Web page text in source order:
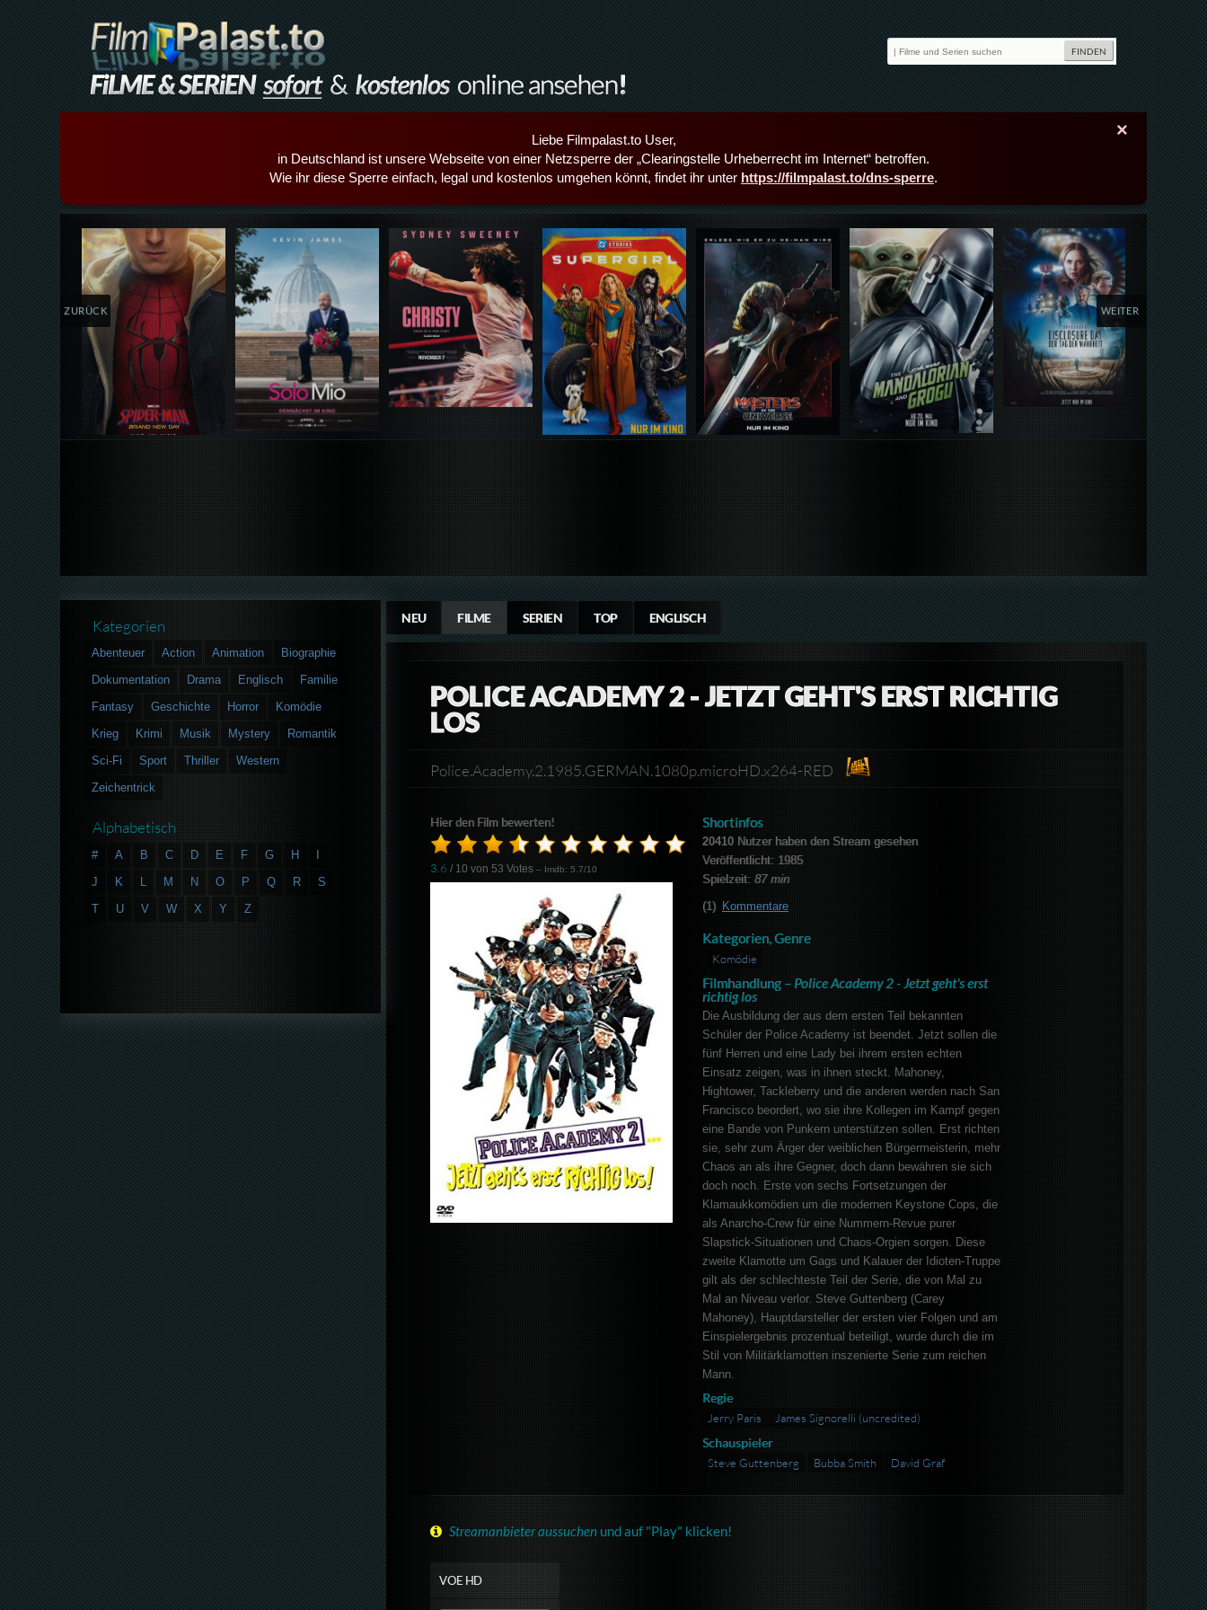
×
Liebe Filmpalast.to User,
in Deutschland ist unsere Webseite von einer Netzsperre der „Clearingstelle Urheberrecht im Internet“ betroffen.
Wie ihr diese Sperre einfach, legal und kostenlos umgehen könnt, findet ihr unter https://filmpalast.to/dns-sperre.
Details,Play Details,Play Details,Play Details,Play Details,Play Details,Play Details,Play
ZURÜCK WEITER
NEU FILME SERIEN TOP ENGLISCH
POLICE ACADEMY 2 - JETZT GEHT'S ERST RICHTIG
LOS
Police.Academy.2.1985.GERMAN.1080p.microHD.x264-RED
Hier den Film bewerten!
3.6 / 10 von53 Votes – Imdb: 5.7/10
Shortinfos
20410Nutzer haben den Stream gesehen
Veröffentlicht: 1985
Spielzeit: 87 min
(1) Kommentare
Kategorien, Genre
Komödie
Filmhandlung – Police Academy 2 - Jetzt geht's erst
richtig los
Die Ausbildung der aus dem ersten Teil bekannten
Schüler der Police Academy ist beendet. Jetzt sollen die
fünf Herren und eine Lady bei ihrem ersten echten
Einsatz zeigen, was in ihnen steckt. Mahoney,
Hightower, Tackleberry und die anderen werden nach San
Francisco beordert, wo sie ihre Kollegen im Kampf gegen
eine Bande von Punkern unterstützen sollen. Erst richten
sie, sehr zum Ärger der weiblichen Bürgermeisterin, mehr
Chaos an als ihre Gegner, doch dann bewähren sie sich
doch noch. Erste von sechs Fortsetzungen der
Klamaukkomödien um die modernen Keystone Cops, die
als Anarcho-Crew für eine Nummern-Revue purer
Slapstick-Situationen und Chaos-Orgien sorgen. Diese
zweite Klamotte um Gags und Kalauer der Idioten-Truppe
gilt als der schlechteste Teil der Serie, die von Mal zu
Mal an Niveau verlor. Steve Guttenberg (Carey
Mahoney), Hauptdarsteller der ersten vier Folgen und am
Einspielergebnis prozentual beteiligt, wurde durch die im
Stil von Militärklamotten inszenierte Serie zum reichen
Mann.
Regie
Jerry Paris James Signorelli (uncredited)
Schauspieler
Steve Guttenberg Bubba Smith David Graf
Streamanbieter aussuchen und auf "Play" klicken!
VOE HD
Kategorien
Abenteuer Action Animation
Biographie
Dokumentation
Drama Englisch
Familie
Fantasy
Geschichte Horror
Komödie
Krieg
Krimi Musik Mystery
Romantik
Sci-Fi
Sport Thriller
Western
Zeichentrick
Alphabetisch
# A B C D E F G H
J
K L M N O P Q R
S
T
U V W X Y Z